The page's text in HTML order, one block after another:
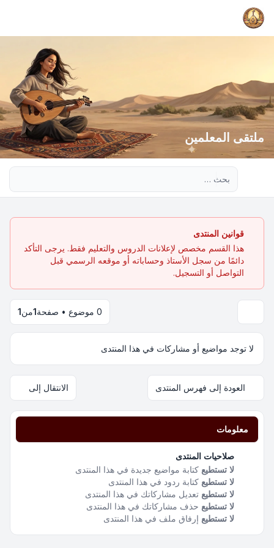
ملتقى المعلمين
قوانين المنتدى
هذا القسم مخصص لإعلانات الدروس والتعليم فقط. يرجى التأكد
دائمًا من سجل الأستاذ وحساباته أو موقعه الرسمي قبل
التواصل أو التسجيل.
0 موضوع • صفحة 1من1
لا توجد مواضيع أو مشاركات في هذا المنتدى
العودة إلى فهرس المنتدى الانتقال إلى
معلومات
صلاحيات المنتدى
لا تستطيع كتابة مواضيع جديدة في هذا المنتدى
لا تستطيع كتابة ردود في هذا المنتدى
لا تستطيع تعديل مشاركاتك في هذا المنتدى
لا تستطيع حذف مشاركاتك في هذا المنتدى
لا تستطيع إرفاق ملف في هذا المنتدى